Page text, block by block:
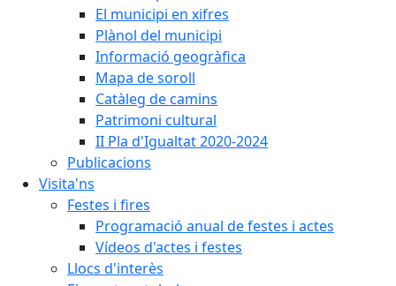
El municipi en xifres
Plànol del municipi
Informació geogràfica
Mapa de soroll
Catàleg de camins
Patrimoni cultural
II Pla d'Igualtat 2020-2024
Publicacions
Visita'ns
Festes i fires
Programació anual de festes i actes
Vídeos d'actes i festes
Llocs d'interès